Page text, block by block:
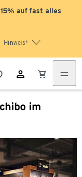
auf fast alles
Hinweis*
im